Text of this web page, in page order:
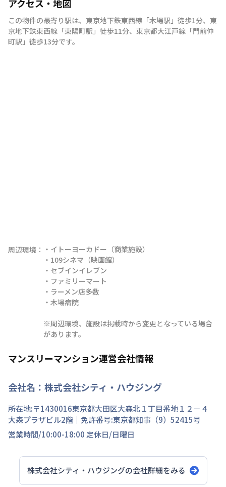
アクセス・地図
この物件の最寄り駅は、 東京地下鉄東西線 「木場駅 」 徒歩1分、 東
京地下鉄東西線 「東陽町駅 」 徒歩11分、 東京都大江戸線 「門前仲
町駅 」 徒歩13分です。
周辺環境： ・イトーヨーカドー（商業施設）
・109シネマ（映画館）
・セブインイレブン
・ファミリーマート
・ラーメン店多数
・木場病院
※周辺環境、施設は掲載時から変更となっている場合
があります。
マンスリーマンション運営会社情報
会社名： 株式会社シティ・ハウジング
所在地:〒1430016東京都大田区大森北１丁目番地１２－４
大森プラザビル2階 ｜免許番号:東京都知事（9）52415号
営業時間/10:00-18:00 定休日/日曜日
株式会社シティ・ハウジングの会社詳細をみる